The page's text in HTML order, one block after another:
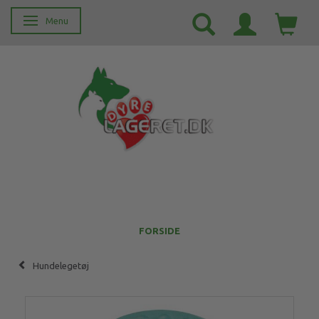
Skifte navigation
Menu
FORSIDE
Hundelegetøj